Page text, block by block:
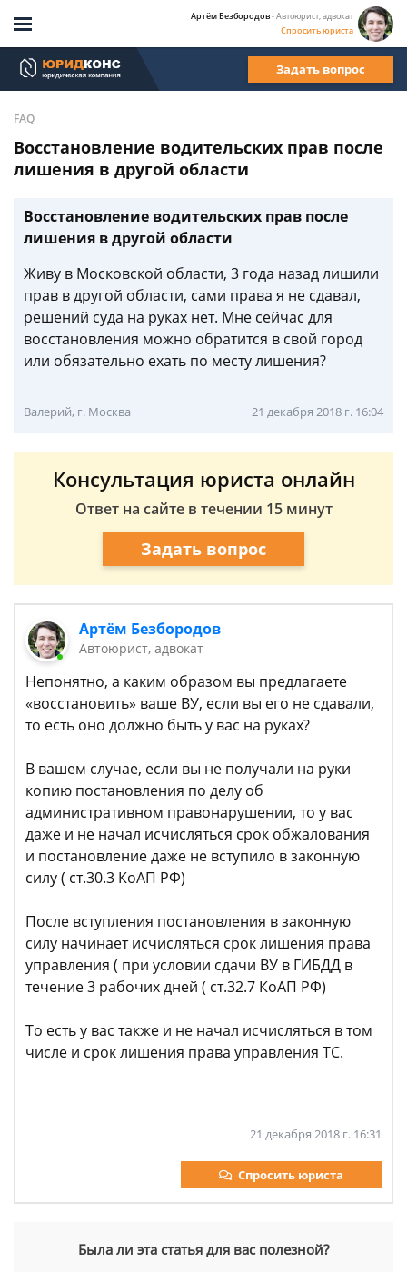
Артём Безбородов- Автоюрист, адвокат
Спросить юриста
Задать вопрос
FAQ
Восстановление водительских прав после
лишения в другой области
Восстановление водительских прав после
лишения в другой области
Живу в Московской области, 3 года назад лишили
прав в другой области, сами права я не сдавал,
решений суда на руках нет. Мне сейчас для
восстановления можно обратится в свой город
или обязательно ехать по месту лишения?
Валерий, г. Москва 21 декабря 2018 г. 16:04
Консультация юриста онлайн
Ответ на сайте в течении 15 минут
Задать вопрос
Артём Безбородов
Автоюрист, адвокат
Непонятно, а каким образом вы предлагаете
«восстановить» ваше ВУ, если вы его не сдавали,
то есть оно должно быть у вас на руках?
В вашем случае, если вы не получали на руки
копию постановления по делу об
административном правонарушении, то у вас
даже и не начал исчисляться срок обжалования
и постановление даже не вступило в законную
силу ( ст.30.3 КоАП РФ)
После вступления постановления в законную
силу начинает исчисляться срок лишения права
управления ( при условии сдачи ВУ в ГИБДД в
течение 3 рабочих дней ( ст.32.7 КоАП РФ)
То есть у вас также и не начал исчисляться в том
числе и срок лишения права управления ТС.
21 декабря 2018 г. 16:31
Спросить юриста
Была ли эта статья для вас полезной?